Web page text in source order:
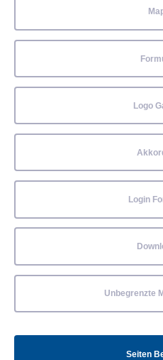
Logo
Login
Unbegrenzte
Seiten